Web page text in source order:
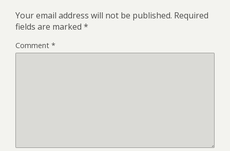
Your email address will not be published. Required
fields are marked *
Comment *